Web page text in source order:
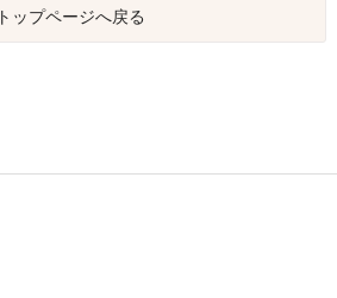
トップページへ戻る